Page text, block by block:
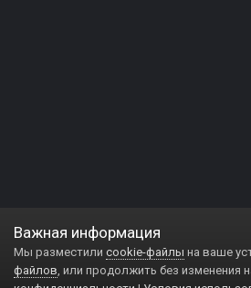
Важная информация
Мы разместили cookie-файлы на ваше
файлов, или продолжить без изменения